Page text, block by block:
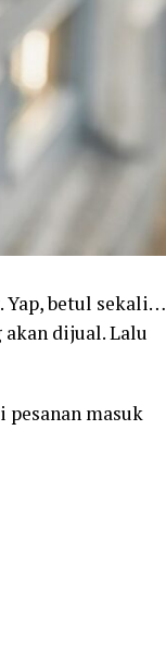
Yap, betul sekali…
dijual. Lalu
masuk